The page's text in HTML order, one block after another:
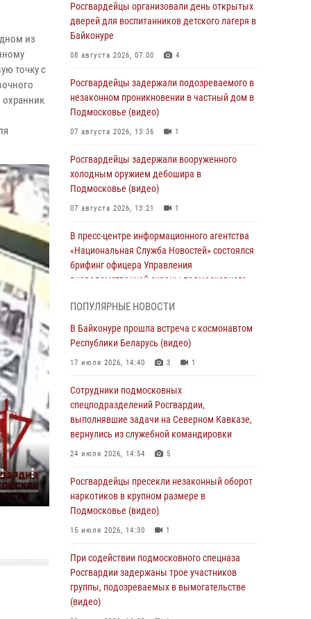
из
точку с
Росгвардейцы организовали день открытых
дверей для воспитанников детского лагеря в
Байконуре
08 августа 2026, 07:00 4
Росгвардейцы задержали подозреваемого в
незаконном проникновении в частный дом в
Подмосковье (видео)
07 августа 2026, 13:36 1
Росгвардейцы задержали вооруженного
холодным оружием дебошира в
Подмосковье (видео)
07 августа 2026, 13:21 1
В пресс-центре информационного агентства
«Национальная Служба Новостей» состоялся
брифинг офицера Управления
вневедомственной охраны подмосковного
Росгвардейцы задержали мужчину,
подозреваемого в стрельбе в Подмосковье
06 августа 2026, 14:35 1
Росгвардейцы провели «Урок безопасности»
для детей в Подмосковье
05 августа 2026, 15:52
При содействии подмосковного спецназа
Росгвардии задержаны подозреваемые в
организации незаконной миграции и
05 августа 2026, 15:48 1
Сотрудники спецподразделения
подмосковного главка Росгвардии
ПОПУЛЯРНЫЕ НОВОСТИ
В Байконуре прошла встреча с космонавтом
Республики Беларусь (видео)
17 июля 2026, 14:40 3 1
Сотрудники подмосковных
спецподразделений Росгвардии,
выполнявшие задачи на Северном Кавказе,
вернулись из служебной командировки
24 июля 2026, 14:54 5
Росгвардейцы пресекли незаконный оборот
наркотиков в крупном размере в
Подмосковье (видео)
15 июля 2026, 14:30 1
При содействии подмосковного спецназа
Росгвардии задержаны трое участников
группы, подозреваемых в вымогательстве
(видео)